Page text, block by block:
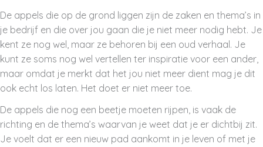
De appels die op de grond liggen zijn de zaken en thema’s in
je bedrijf en die over jou gaan die je niet meer nodig hebt. Je
kent ze nog wel, maar ze behoren bij een oud verhaal. Je
kunt ze soms nog wel vertellen ter inspiratie voor een ander,
maar omdat je merkt dat het jou niet meer dient mag je dit
ook echt los laten. Het doet er niet meer toe.
De appels die nog een beetje moeten rijpen, is vaak de
richting en de thema’s waarvan je weet dat je er dichtbij zit.
Je voelt dat er een nieuw pad aankomt in je leven of met je